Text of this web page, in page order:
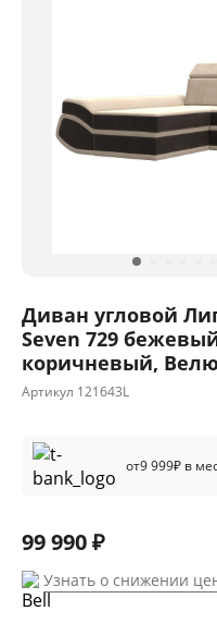
Диван угловой
Seven 729
коричневый,
Артикул 121643L
от9 999₽ в
99 990 ₽
Узнать о снижении